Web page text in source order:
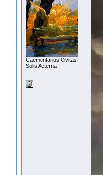
Сaementarius Civitas
Solis Aeterna